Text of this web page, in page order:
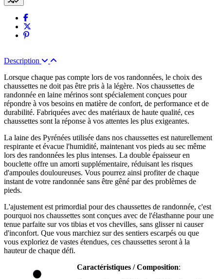
Description
Lorsque chaque pas compte lors de vos randonnées, le choix des
chaussettes ne doit pas être pris à la légère. Nos chaussettes de
randonnée en laine mérinos sont spécialement conçues pour
répondre à vos besoins en matière de confort, de performance et de
durabilité. Fabriquées avec des matériaux de haute qualité, ces
chaussettes sont la réponse à vos attentes les plus exigeantes.
La laine des Pyrénées utilisée dans nos chaussettes est naturellement
respirante et évacue l'humidité, maintenant vos pieds au sec même
lors des randonnées les plus intenses. La double épaisseur en
bouclette offre un amorti supplémentaire, réduisant les risques
d'ampoules douloureuses. Vous pourrez ainsi profiter de chaque
instant de votre randonnée sans être gêné par des problèmes de
pieds.
L'ajustement est primordial pour des chaussettes de randonnée, c'est
pourquoi nos chaussettes sont conçues avec de l'élasthanne pour une
tenue parfaite sur vos tibias et vos chevilles, sans glisser ni causer
d'inconfort. Que vous marchiez sur des sentiers escarpés ou que
vous exploriez de vastes étendues, ces chaussettes seront à la
hauteur de chaque défi.
Caractéristiques / Composition: